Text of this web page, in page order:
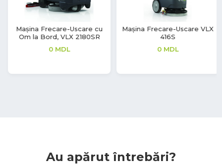
Mașina Frecare-Uscare VLX
416S
0MDL
TWE18, Masina de spalat
profesionala, 18kg
0MDL
Au apărut întrebări?